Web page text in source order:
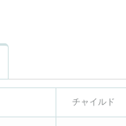
チャイルド